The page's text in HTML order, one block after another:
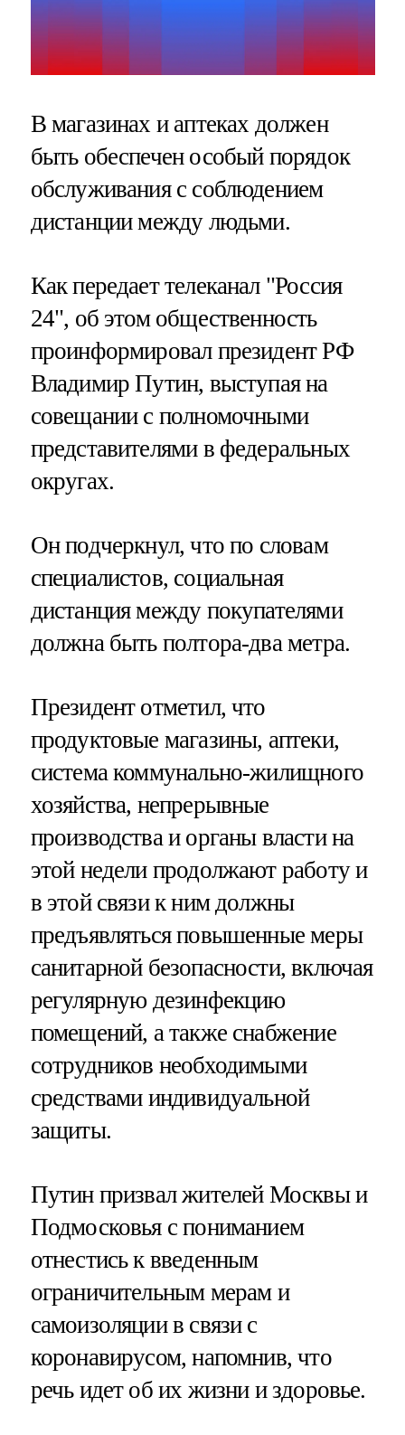
В магазинах и аптеках должен
быть обеспечен особый порядок
обслуживания с соблюдением
дистанции между людьми.
Как передает телеканал "Россия
24", об этом общественность
проинформировал президент РФ
Владимир Путин, выступая на
совещании с полномочными
представителями в федеральных
округах.
Он подчеркнул, что по словам
специалистов, социальная
дистанция между покупателями
должна быть полтора-два метра.
Президент отметил, что
продуктовые магазины, аптеки,
система коммунально-жилищного
хозяйства, непрерывные
производства и органы власти на
этой недели продолжают работу и
в этой связи к ним должны
предъявляться повышенные меры
санитарной безопасности, включая
регулярную дезинфекцию
помещений, а также снабжение
сотрудников необходимыми
средствами индивидуальной
защиты.
Путин призвал жителей Москвы и
Подмосковья с пониманием
отнестись к введенным
ограничительным мерам и
самоизоляции в связи с
коронавирусом, напомнив, что
речь идет об их жизни и здоровье.